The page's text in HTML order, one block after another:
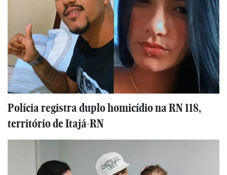
Polícia registra duplo homicídio na RN 118,
território de Itajá-RN